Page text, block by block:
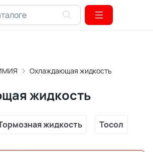
Охлаждающая жидкость
жидкость
жидкость Тосол